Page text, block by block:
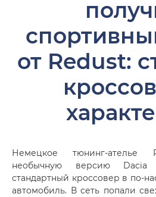
от Redust:
Немецкое тюнинг-ателье
необычную версию Dacia
стандартный кроссовер в по-
автомобиль. В сеть попали